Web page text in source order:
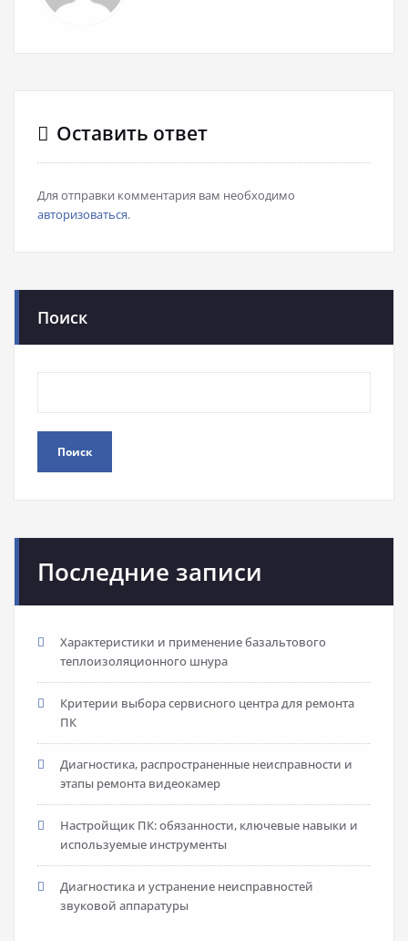
Оставить ответ
Для отправки комментария вам необходимо
авторизоваться.
Поиск
Поиск
Последние записи
Характеристики и применение базальтового
теплоизоляционного шнура
Критерии выбора сервисного центра для ремонта
ПК
Диагностика, распространенные неисправности и
этапы ремонта видеокамер
Настройщик ПК: обязанности, ключевые навыки и
используемые инструменты
Диагностика и устранение неисправностей
звуковой аппаратуры